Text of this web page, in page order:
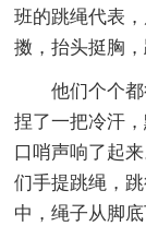
班的跳绳代表
擞，抬头挺胸
他们个个
捏了一把冷汗
口哨声响了起
们手提跳绳，
中，绳子从脚